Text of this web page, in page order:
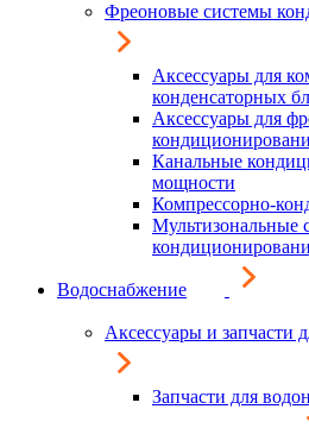
Фреоновые системы
Аксессуары для
конденсаторных
Аксессуары для
Канальные
мощности
Компрессорно-
Мультизональные
Водоснабжение
Аксессуары и запчасти
Запчасти для